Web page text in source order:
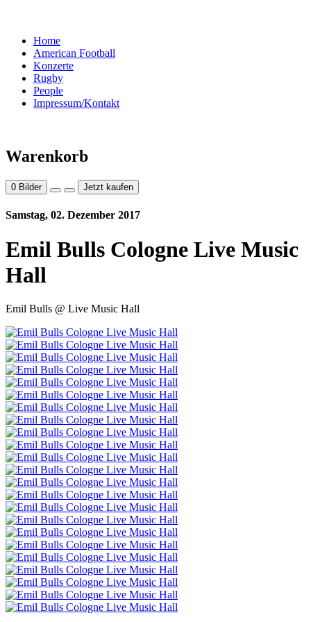
Home
American Football
Konzerte
Rugby
People
Impressum/Kontakt
Warenkorb
0 Bilder Jetzt kaufen
Samstag, 02. Dezember 2017
Emil Bulls Cologne Live Music
Hall
Emil Bulls @ Live Music Hall